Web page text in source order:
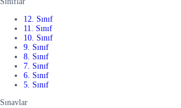
12. Sınıf
11. Sınıf
10. Sınıf
9. Sınıf
8. Sınıf
7. Sınıf
6. Sınıf
5. Sınıf
Sınavlar